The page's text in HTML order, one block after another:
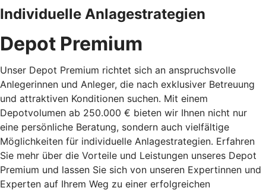
Individuelle Anlagestrategien
Depot Premium
Unser Depot Premium richtet sich an anspruchsvolle
Anlegerinnen und Anleger, die nach exklusiver Betreuung
und attraktiven Konditionen suchen. Mit einem
Depotvolumen ab 250.000 € bieten wir Ihnen nicht nur
eine persönliche Beratung, sondern auch vielfältige
Möglichkeiten für individuelle Anlagestrategien. Erfahren
Sie mehr über die Vorteile und Leistungen unseres Depot
Premium und lassen Sie sich von unseren Expertinnen und
Experten auf Ihrem Weg zu einer erfolgreichen